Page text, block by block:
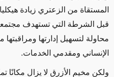
المستقاة من الزعتري زيادة
قبل الشرطة التي تستهدف
محاولة لتسهيل إدارتها
الإنساني ومقدمي الخدمات.
ولكن مخيم الأزرق لا يزال مكانًا